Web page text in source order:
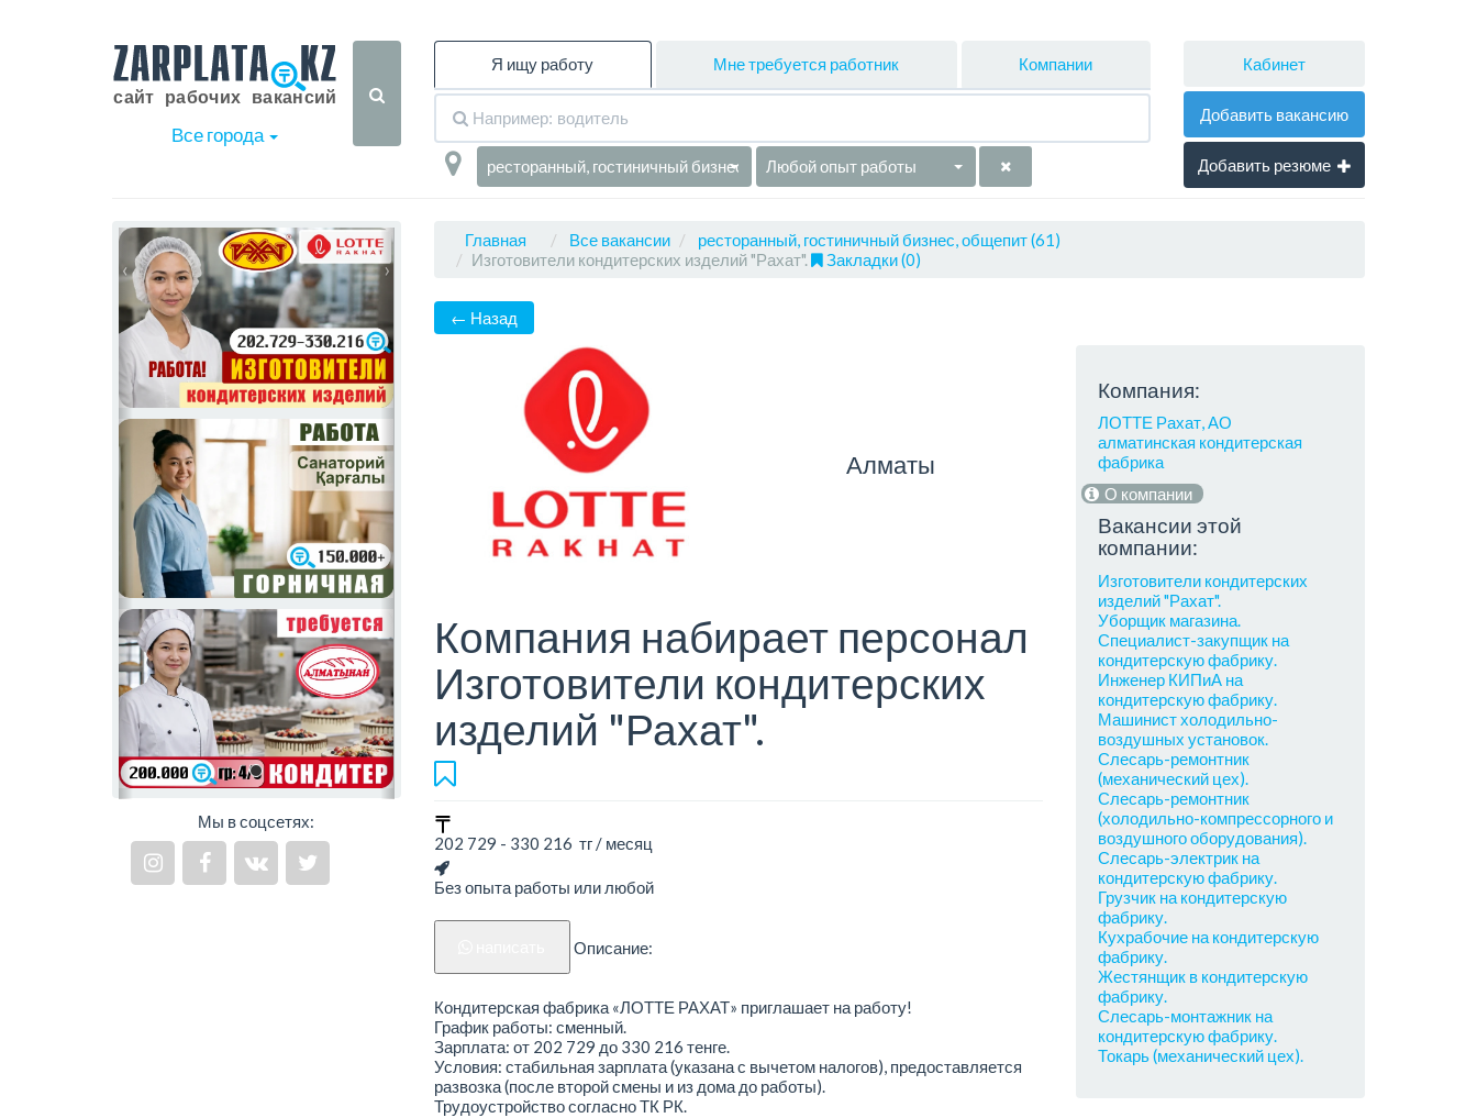
Все города
Я ищу работу Мне требуется работник Компании
ресторанный, гостиничный бизнес, общепитЛюбой опыт работы
Кабинет
Добавить вакансию
Добавить резюме
‹ ›
Мы в соцсетях:
Главная Все вакансии
ресторанный, гостиничный бизнес, общепит (61)
Изготовители кондитерских изделий "Рахат".
Закладки (0)
← Назад
Алматы
Компания набирает персонал
Изготовители кондитерских
изделий "Рахат".
202 729 - 330 216 тг / месяц
Без опыта работы или любой
Описание:
Кондитерская фабрика «ЛОТТЕ РАХАТ» приглашает на работу!
График работы: сменный.
Зарплата: от 202 729 до 330 216 тенге.
Условия: стабильная зарплата (указана с вычетом налогов), предоставляется
развозка (после второй смены и из дома до работы).
Трудоустройство согласно ТК РК.
Компания:
ЛОТТЕ Рахат, АО
алматинская кондитерская
фабрика
О компании
Вакансии этой
компании:
Изготовители кондитерских
изделий "Рахат".
Уборщик магазина.
Специалист-закупщик на
кондитерскую фабрику.
Инженер КИПиА на
кондитерскую фабрику.
Машинист холодильно-
воздушных установок.
Слесарь-ремонтник
(механический цех).
Слесарь-ремонтник
(холодильно-компрессорного и
воздушного оборудования).
Слесарь-электрик на
кондитерскую фабрику.
Грузчик на кондитерскую
фабрику.
Кухрабочие на кондитерскую
фабрику.
Жестянщик в кондитерскую
фабрику.
Слесарь-монтажник на
кондитерскую фабрику.
Токарь (механический цех).